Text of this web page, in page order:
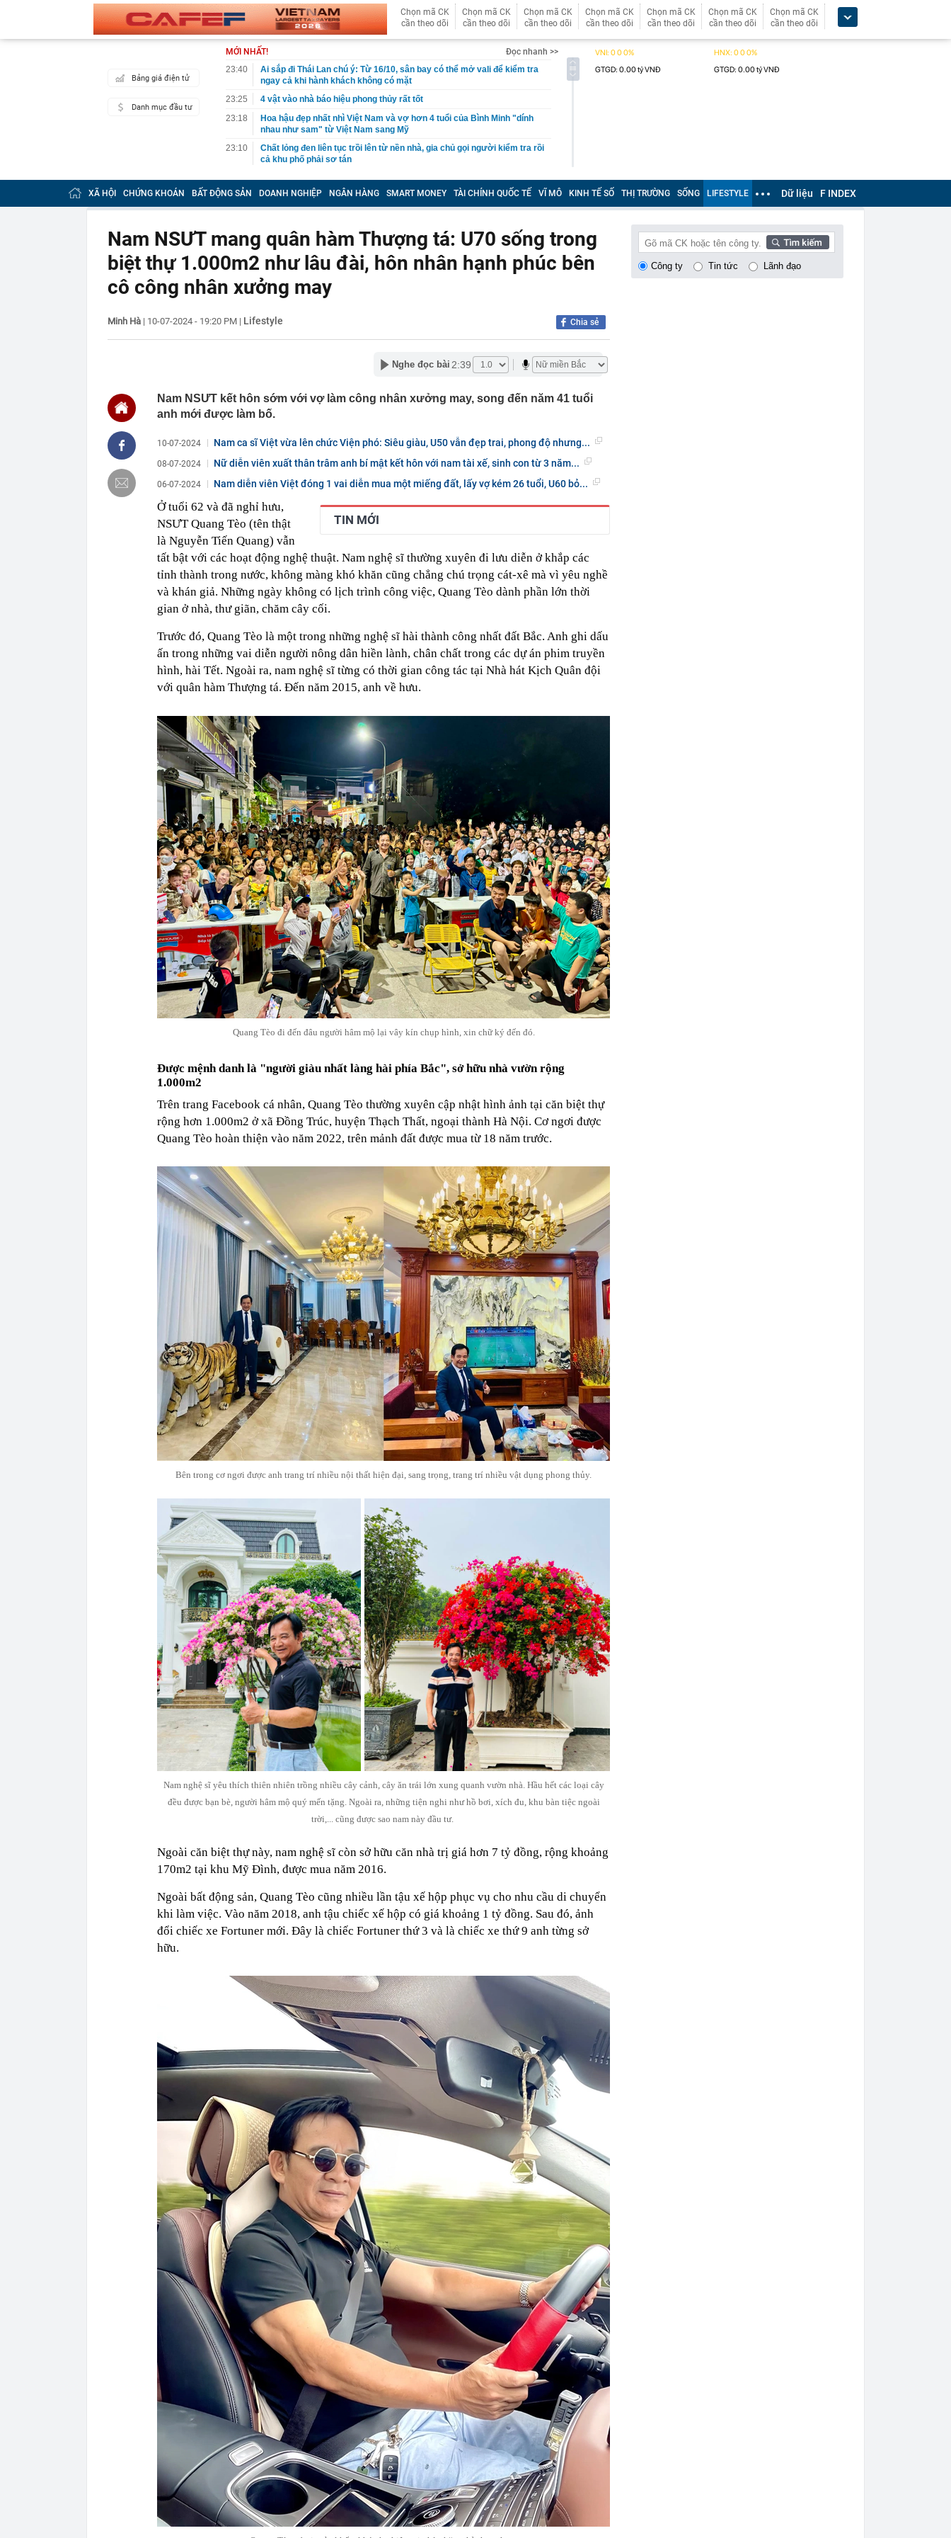
Chọn mã CK
cần theo dõi
Chọn mã CK
cần theo dõi
Chọn mã CK
cần theo dõi
Chọn mã CK
cần theo dõi
Chọn mã CK
cần theo dõi
Chọn mã CK
cần theo dõi
Chọn mã CK
cần theo dõi
Bảng giá điện tử
Danh mục đầu tư
MỚI NHẤT!
Đọc nhanh >>
23:40
Ai sắp đi Thái Lan chú ý: Từ 16/10, sân bay có thể mở vali để kiểm tra
ngay cả khi hành khách không có mặt
23:25
4 vật vào nhà báo hiệu phong thủy rất tốt
23:18
Hoa hậu đẹp nhất nhì Việt Nam và vợ hơn 4 tuổi của Bình Minh "dính
nhau như sam" từ Việt Nam sang Mỹ
23:10
Chất lỏng đen liên tục trồi lên từ nền nhà, gia chủ gọi người kiểm tra rồi
cả khu phố phải sơ tán
23:01
Nam diễn viên 700 tỷ giờ bán cà phê ở phường Hoà Hưng (TP.HCM),
vừa mở quán liền "vỡ trận"
22:59
Bật điều hòa ngủ, người phụ nữ sốt cao liên tục, phổi tổn thương hơn
22:53
Quang Hùng MasterD cảnh báo nóng, tuyên bố hành động pháp lý
22:48
Danh tính tên trộm bánh xe ô tô ở khu đô thị Hà Nội
Cảnh báo các ứng dụng Android có thể âm thầm theo dõi vị trí người
dùng
nhà đài đút túi 3 tỷ mỗi tập
Cưỡng chế 6 nhà đất công 'chây ì' bàn giao mặt bằng
ông khiến cả công ty vệ sinh phải mất 2 ngày tìm lại
22:17
Vì sao chưa thu hồi được hơn 15 tỉ đồng tiền cọc đấu giá đất tại Gia
22:16
Giá vàng mới nhất tại Mi Hồng, Bảo Tín Mạnh Hải, DOJI, SJC, PNJ,…
22:15
Vợ chồng chủ trang trại lợn ở Trung Quốc rơi vào cảnh tán gia bại sản,
Mỹ nhân người miền Tây là tiểu thư nhưng gia đình phá sản, được
chàng trai kém 4 tuổi mang 20 cây vàng hỏi cưới
22:10
Chữ “NAPAS” trên thẻ ngân hàng nghĩa là gì?
22:08
Người phụ nữ nhận được 97 triệu đồng tiền chuyển khoản nhầm liền
chuyển trả lại, 30 ngày sau được công an thông báo: “Chị đang nợ tiền
ngân hàng”
22:01
NSƯT Hoài Linh đi xe máy chạy show, rất đắt show
XÃ HỘI CHỨNG KHOÁN BẤT ĐỘNG SẢN DOANH NGHIỆP NGÂN HÀNG SMART MONEY TÀI CHÍNH QUỐC TẾ VĨ MÔ KINH TẾ SỐ THỊ TRƯỜNG SỐNG LIFESTYLE Dữ liệu F INDEX
Nam NSƯT mang quân hàm Thượng tá: U70 sống trong
biệt thự 1.000m2 như lâu đài, hôn nhân hạnh phúc bên
cô công nhân xưởng may
Minh Hà | 10-07-2024 - 19:20 PM | Lifestyle Chia sẻ
Nghe đọc bài 2:39
Nam NSƯT kết hôn sớm với vợ làm công nhân xưởng may, song đến năm 41 tuổi
anh mới được làm bố.
10-07-2024 Nam ca sĩ Việt vừa lên chức Viện phó: Siêu giàu, U50 vẫn đẹp trai, phong độ nhưng...
08-07-2024 Nữ diễn viên xuất thân trâm anh bí mật kết hôn với nam tài xế, sinh con từ 3 năm...
06-07-2024 Nam diễn viên Việt đóng 1 vai diễn mua một miếng đất, lấy vợ kém 26 tuổi, U60 bỏ...
TIN MỚI
Ở tuổi 62 và đã nghỉ hưu,
NSƯT Quang Tèo (tên thật
là Nguyễn Tiến Quang) vẫn
tất bật với các hoạt động nghệ thuật. Nam nghệ sĩ thường xuyên đi lưu diễn ở khắp các
tỉnh thành trong nước, không màng khó khăn cũng chẳng chú trọng cát-xê mà vì yêu nghề
và khán giả. Những ngày không có lịch trình công việc, Quang Tèo dành phần lớn thời
gian ở nhà, thư giãn, chăm cây cối.
Trước đó, Quang Tèo là một trong những nghệ sĩ hài thành công nhất đất Bắc. Anh ghi dấu
ấn trong những vai diễn người nông dân hiền lành, chân chất trong các dự án phim truyền
hình, hài Tết. Ngoài ra, nam nghệ sĩ từng có thời gian công tác tại Nhà hát Kịch Quân đội
với quân hàm Thượng tá. Đến năm 2015, anh về hưu.
Quang Tèo đi đến đâu người hâm mộ lại vây kín chụp hình, xin chữ ký đến đó.
Được mệnh danh là "người giàu nhất làng hài phía Bắc", sở hữu nhà vườn rộng
1.000m2
Trên trang Facebook cá nhân, Quang Tèo thường xuyên cập nhật hình ảnh tại căn biệt thự
rộng hơn 1.000m2 ở xã Đồng Trúc, huyện Thạch Thất, ngoại thành Hà Nội. Cơ ngơi được
Quang Tèo hoàn thiện vào năm 2022, trên mảnh đất được mua từ 18 năm trước.
Bên trong cơ ngơi được anh trang trí nhiều nội thất hiện đại, sang trọng, trang trí nhiều vật dụng phong thủy.
Nam nghệ sĩ yêu thích thiên nhiên trồng nhiều cây cảnh, cây ăn trái lớn xung quanh vườn nhà. Hầu hết các loại cây
đều được bạn bè, người hâm mộ quý mến tặng. Ngoài ra, những tiện nghi như hồ bơi, xích đu, khu bàn tiệc ngoài
trời,... cũng được sao nam này đầu tư.
Ngoài căn biệt thự này, nam nghệ sĩ còn sở hữu căn nhà trị giá hơn 7 tỷ đồng, rộng khoảng
170m2 tại khu Mỹ Đình, được mua năm 2016.
Ngoài bất động sản, Quang Tèo cũng nhiều lần tậu xế hộp phục vụ cho nhu cầu di chuyển
khi làm việc. Vào năm 2018, anh tậu chiếc xế hộp có giá khoảng 1 tỷ đồng. Sau đó, ảnh
đổi chiếc xe Fortuner mới. Đây là chiếc Fortuner thứ 3 và là chiếc xe thứ 9 anh từng sở
hữu.
Công ty Tin tức Lãnh đạo